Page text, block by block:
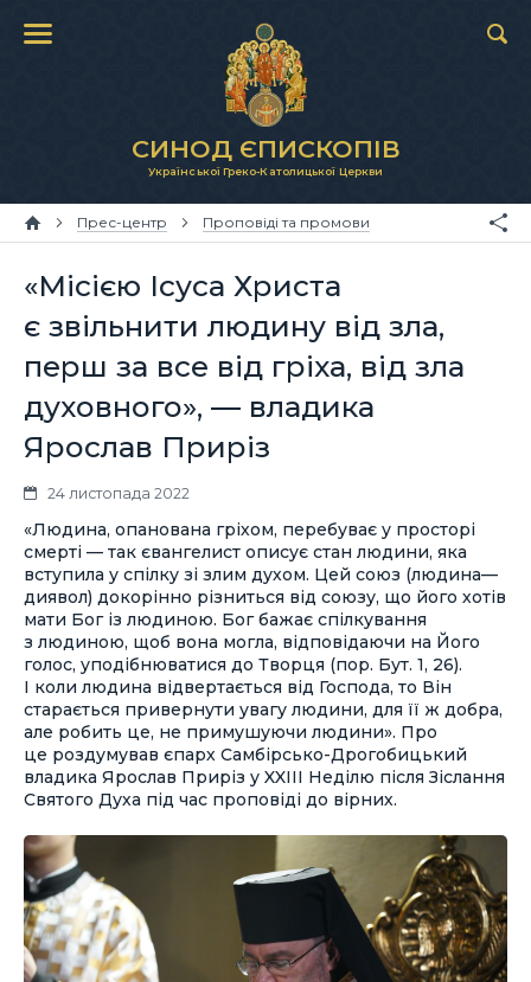
СИНОД ЄПИСКОПІВ
Української Греко-Католицької Церкви
Прес-центр Проповіді та промови
«Місією Ісуса Христа
є звільнити людину від зла,
перш за все від гріха, від зла
духовного», — владика
Ярослав Приріз
24 листопада 2022
«Людина, опанована гріхом, перебуває у просторі
смерті — так євангелист описує стан людини, яка
вступила у спілку зі злим духом. Цей союз (людина—
диявол) докорінно різниться від союзу, що його хотів
мати Бог із людиною. Бог бажає спілкування
з людиною, щоб вона могла, відповідаючи на Його
голос, уподібнюватися до Творця (пор. Бут. 1, 26).
І коли людина відвертається від Господа, то Він
старається привернути увагу людини, для її ж добра,
але робить це, не примушуючи людини». Про
це роздумував єпарх Самбірсько-Дрогобицький
владика Ярослав Приріз у XXIII Неділю після Зіслання
Святого Духа під час проповіді до вірних.